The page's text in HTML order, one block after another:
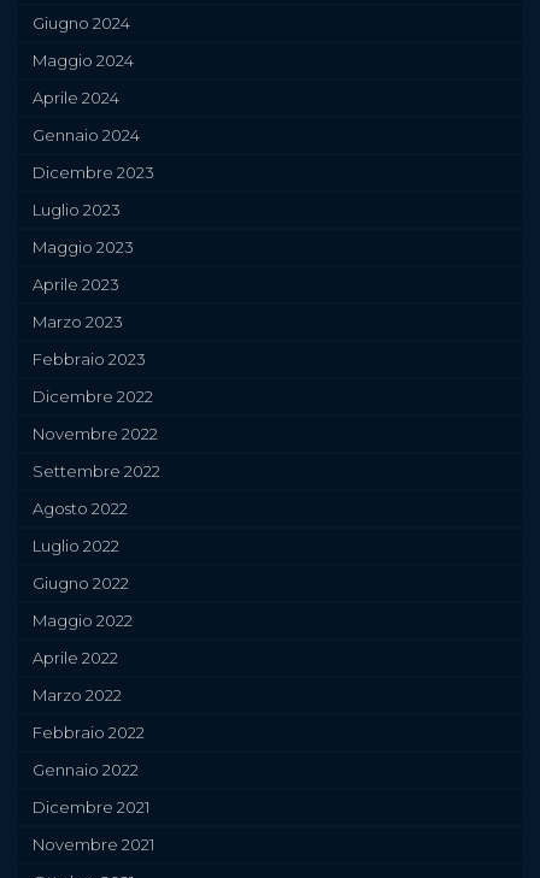
Giugno 2024
Maggio 2024
Aprile 2024
Gennaio 2024
Dicembre 2023
Luglio 2023
Maggio 2023
Aprile 2023
Marzo 2023
Febbraio 2023
Dicembre 2022
Novembre 2022
Settembre 2022
Agosto 2022
Luglio 2022
Giugno 2022
Maggio 2022
Aprile 2022
Marzo 2022
Febbraio 2022
Gennaio 2022
Dicembre 2021
Novembre 2021